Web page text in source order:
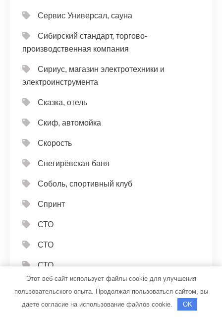
Сервис Универсал, сауна
Сибирский стандарт, торгово-
производственная компания
Сириус, магазин электротехники и
электроинструмента
Сказка, отель
Скиф, автомойка
Скорость
Снегирёвская баня
Соболь, спортивный клуб
Спринт
СТО
СТО
СТО
СТО 56
Этот веб-сайт использует файлы cookie для улучшения
пользовательского опыта. Продолжая пользоваться сайтом, вы
даете согласие на использование файлов cookie.
OK